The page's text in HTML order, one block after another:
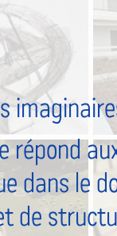
répond
dans le
de